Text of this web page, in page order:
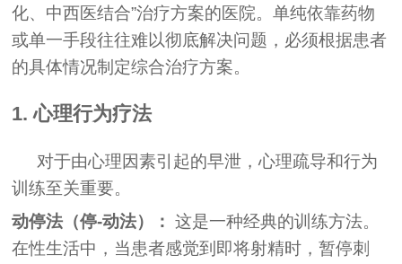
化、中西医结合”治疗方案的医院。单纯依靠药物
或单一手段往往难以彻底解决问题，必须根据患者
的具体情况制定综合治疗方案。
1. 心理行为疗法
对于由心理因素引起的早泄，心理疏导和行为
训练至关重要。
动停法（停-动法）： 这是一种经典的训练方法。
在性生活中，当患者感觉到即将射精时，暂停刺